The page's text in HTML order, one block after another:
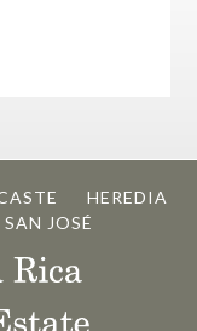
HEREDIA
SAN JOSÉ